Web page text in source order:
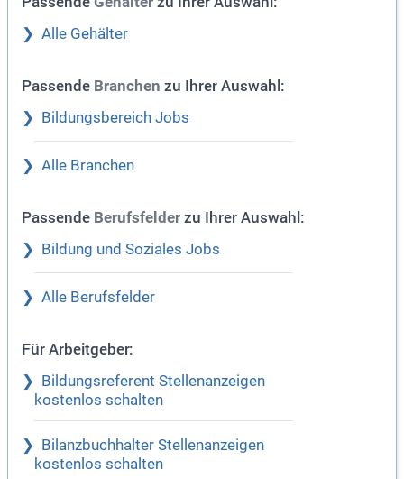
Alle Gehälter
Passende Branchen zu Ihrer Auswahl:
Bildungsbereich Jobs
Alle Branchen
Passende Berufsfelder zu Ihrer Auswahl:
Bildung und Soziales Jobs
Alle Berufsfelder
Für Arbeitgeber:
Bildungsreferent Stellenanzeigen
kostenlos schalten
Bilanzbuchhalter Stellenanzeigen
kostenlos schalten